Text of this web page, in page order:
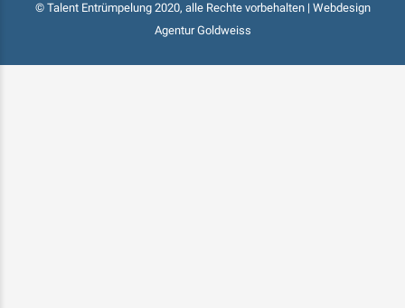
© Talent Entrümpelung 2020, alle Rechte vorbehalten | Webdesign
Agentur Goldweiss